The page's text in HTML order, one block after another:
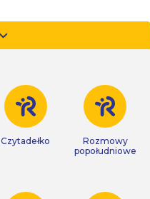
Czytadełko
Rozmowy
popołudniowe